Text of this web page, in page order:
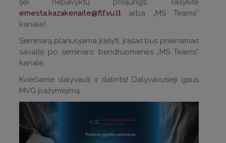
ernesta.kazakenaite@flf.vu.lt arba „MS Teams“
kanale)
Seminarą planuojama įrašyti, įrašas bus prieinamas
savaitę po seminaro bendruomenės „MS Teams”
kanale.
Kviečiame dalyvauti ir dalintis! Dalyvavusieji gaus
MVG pažymėjimą.